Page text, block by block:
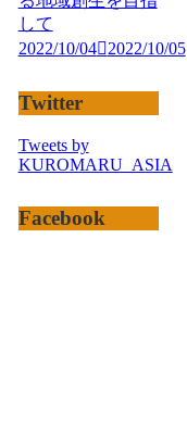
して
2022/10/04
2022/10/05
Twitter
Tweets by
KUROMARU_ASIA
Facebook